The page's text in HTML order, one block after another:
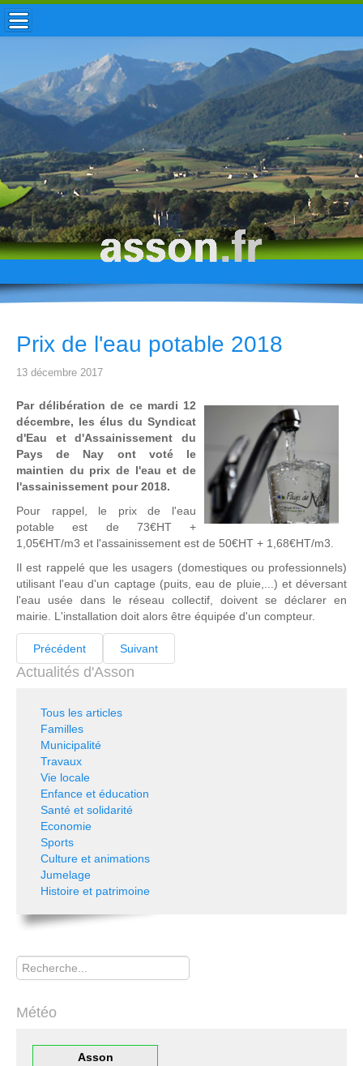
ACCUEIL / INFOS
MUNICIPALITÉ
VIE LOCALE
ENFANCE
TOURISME
HISTOIRE
Prix de l'eau potable 2018
13 décembre 2017
Par délibération de ce mardi 12
décembre, les élus du Syndicat
d'Eau et d'Assainissement du
Pays de Nay ont voté le
maintien du prix de l'eau et de
l'assainissement pour 2018.
Pour rappel, le prix de l'eau
potable est de 73€HT +
1,05€HT/m3 et l'assainissement est de 50€HT + 1,68€HT/m3.
Il est rappelé que les usagers (domestiques ou professionnels)
utilisant l'eau d'un captage (puits, eau de pluie,...) et déversant
l'eau usée dans le réseau collectif, doivent se déclarer en
mairie. L'installation doit alors être équipée d'un compteur.
Précédent Suivant
Actualités d'Asson
Tous les articles
Familles
Municipalité
Travaux
Vie locale
Enfance et éducation
Santé et solidarité
Economie
Sports
Culture et animations
Jumelage
Histoire et patrimoine
Rechercher
Météo
Asson